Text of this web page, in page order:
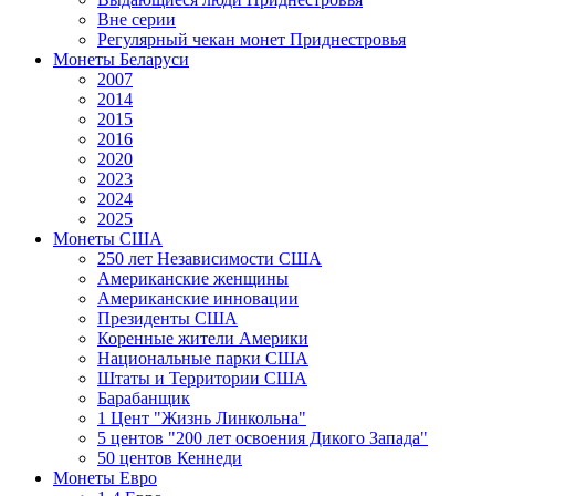
Вне серии
Регулярный чекан монет Приднестровья
Монеты Беларуси
2007
2014
2015
2016
2020
2023
2024
2025
Монеты США
250 лет Независимости США
Американские женщины
Американские инновации
Президенты США
Коренные жители Америки
Национальные парки США
Штаты и Территории США
Барабанщик
1 Цент "Жизнь Линкольна"
5 центов "200 лет освоения Дикого Запада"
50 центов Кеннеди
Монеты Евро